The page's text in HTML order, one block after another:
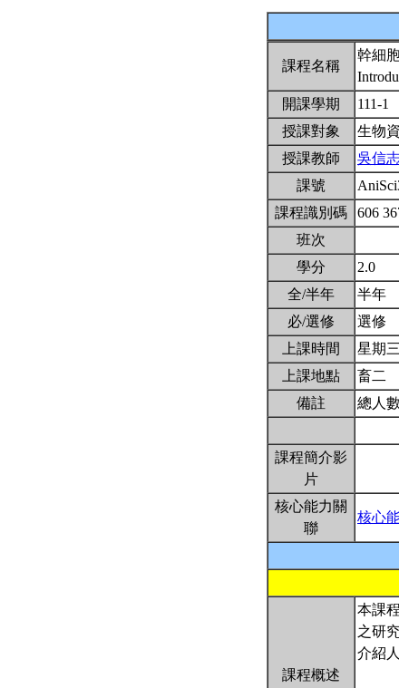
課程名稱
幹細
開課學期
111-1
授課對象
生物
授課教師
吳信
課號
課程識別碼
606
班次
學分
2.0
全/半年
半年
必/選修
選修
上課時間
星期
上課地點
畜二
備註
總人
課程簡介影
片
核心能力關
聯
核心
課程概述
本課
之研
介紹